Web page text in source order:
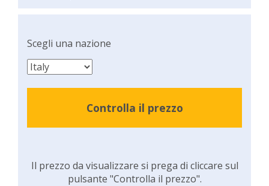
Scegli una nazione
Controlla il prezzo
Il prezzo da visualizzare si prega di cliccare sul
pulsante "Controlla il prezzo".